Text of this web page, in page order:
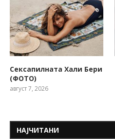
Сексапилната Хали Бери
(ФОТО)
август 7, 2026
НАЈЧИТАНИ